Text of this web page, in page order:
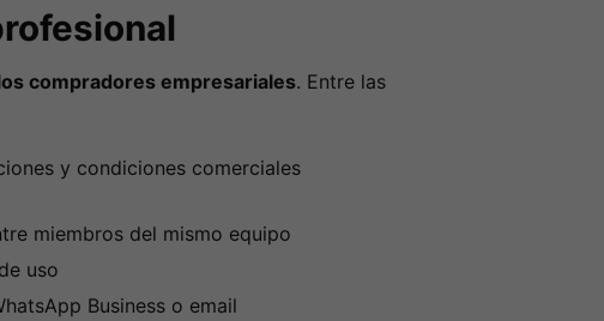
compradores empresariales. Entre las
y condiciones comerciales
miembros del mismo equipo
uso
Business o email